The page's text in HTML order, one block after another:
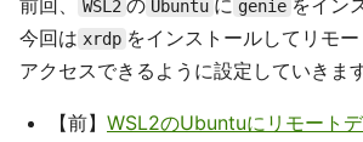
前回、 WSL2 の Ubuntu に genie をイン
今回は xrdp をインストールしてリモ
アクセスできるように設定していきます
【前】 WSL2のUbuntuにリモート